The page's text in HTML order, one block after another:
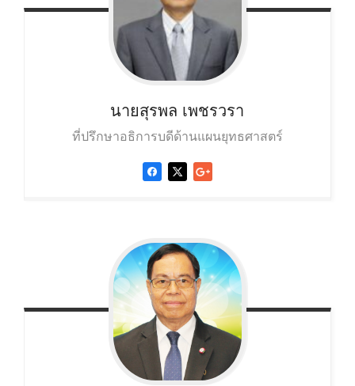
นายสุรพล เพชรวรา
ที่ปรึกษาอธิการบดีด้านแผนยุทธศาสตร์